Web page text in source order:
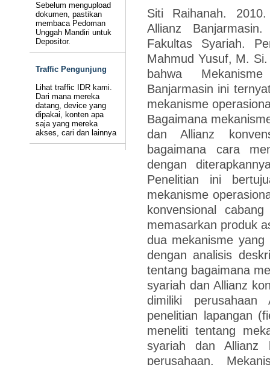
Sebelum mengupload
dokumen, pastikan
membaca Pedoman
Unggah Mandiri untuk
Depositor.
Traffic Pengunjung
Lihat traffic IDR kami.
Dari mana mereka
datang, device yang
dipakai, konten apa
saja yang mereka
akses, cari dan lainnya
Siti Raihanah.
Allianz
Fakultas Syariah.
Mahmud Yusuf, M.
bahwa
Banjarmasin ini
mekanisme
Bagaimana
dan Allianz
bagaimana cara
dengan
Penelitian ini
mekanisme
konvensional
memasarkan produk
dua mekanisme yang
dengan analisis
tentang bagaimana
syariah dan Allianz
dimiliki perusahaan
penelitian lapangan
meneliti tentang
syariah dan Allianz
perusahaan.